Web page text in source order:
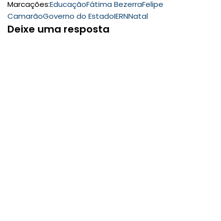
Marcações:EducaçãoFátima BezerraFelipe
CamarãoGoverno do EstadoIERNNatal
Deixe uma resposta